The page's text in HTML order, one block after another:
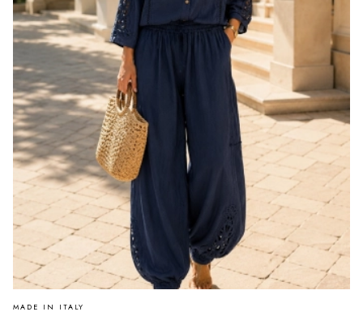
PRODUCENT
MADE IN ITALY